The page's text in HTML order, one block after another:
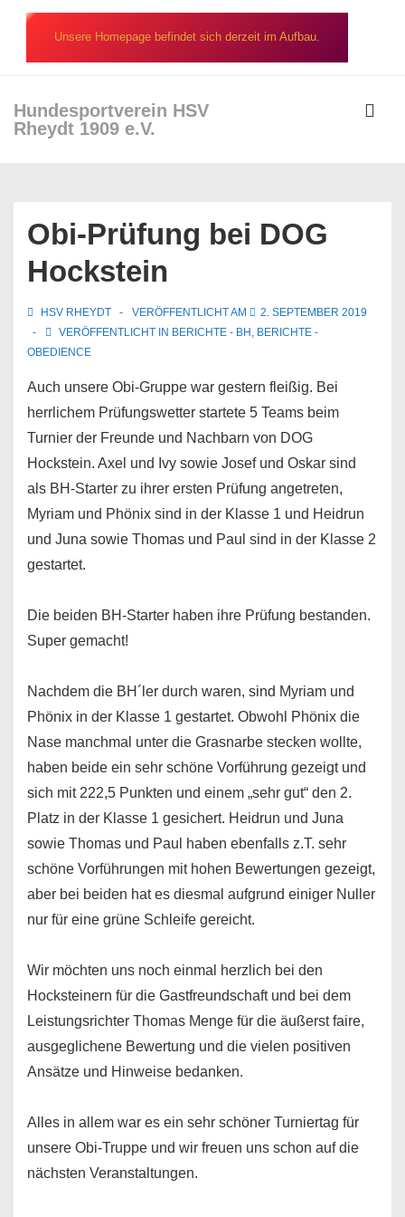
Inhalt
Unsere Homepage befindet sich derzeit im Aufbau.
Hundesportverein HSV
Rheydt 1909 e.V.
Obi-Prüfung bei DOG
Hockstein
HSV RHEYDT VERÖFFENTLICHT AM
2. SEPTEMBER 2019
VERÖFFENTLICHT IN BERICHTE - BH BERICHTE -
OBEDIENCE
Auch unsere Obi-Gruppe war gestern fleißig. Bei
herrlichem Prüfungswetter startete 5 Teams beim
Turnier der Freunde und Nachbarn von DOG
Hockstein. Axel und Ivy sowie Josef und Oskar sind
als BH-Starter zu ihrer ersten Prüfung angetreten,
Myriam und Phönix sind in der Klasse 1 und Heidrun
und Juna sowie Thomas und Paul sind in der Klasse 2
gestartet.
Die beiden BH-Starter haben ihre Prüfung bestanden.
Super gemacht!
Nachdem die BH´ler durch waren, sind Myriam und
Phönix in der Klasse 1 gestartet. Obwohl Phönix die
Nase manchmal unter die Grasnarbe stecken wollte,
haben beide ein sehr schöne Vorführung gezeigt und
sich mit 222,5 Punkten und einem „sehr gut“ den 2.
Platz in der Klasse 1 gesichert. Heidrun und Juna
sowie Thomas und Paul haben ebenfalls z.T. sehr
schöne Vorführungen mit hohen Bewertungen gezeigt,
aber bei beiden hat es diesmal aufgrund einiger Nuller
nur für eine grüne Schleife gereicht.
Wir möchten uns noch einmal herzlich bei den
Hocksteinern für die Gastfreundschaft und bei dem
Leistungsrichter Thomas Menge für die äußerst faire,
ausgeglichene Bewertung und die vielen positiven
Ansätze und Hinweise bedanken.
Alles in allem war es ein sehr schöner Turniertag für
unsere Obi-Truppe und wir freuen uns schon auf die
nächsten Veranstaltungen.